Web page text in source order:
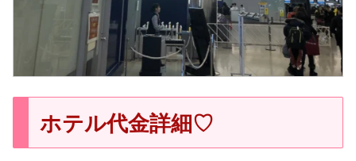
ホテル代金詳細♡